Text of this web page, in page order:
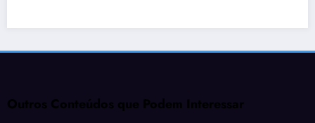
Outros Conteúdos que Podem Interessar